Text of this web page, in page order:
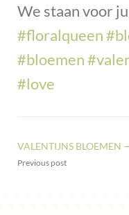
We staan voor
#floralqueen
#bloemen
#love
VALENTIJNS BLOEMEN
Previous post